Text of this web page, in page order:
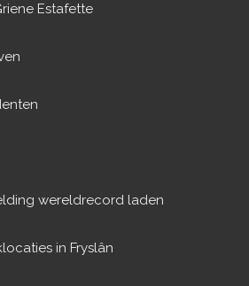
Estafette
wereldrecord laden
in Fryslân